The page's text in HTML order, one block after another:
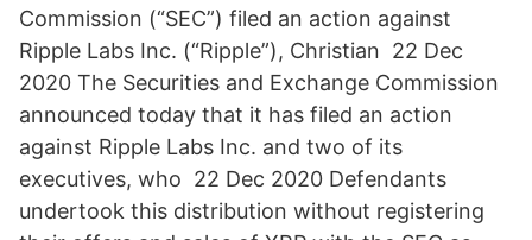
Commission (“SEC”) filed an action against
Ripple Labs Inc. (“Ripple”), Christian 22 Dec
2020 The Securities and Exchange Commission
announced today that it has filed an action
against Ripple Labs Inc. and two of its
executives, who 22 Dec 2020 Defendants
undertook this distribution without registering